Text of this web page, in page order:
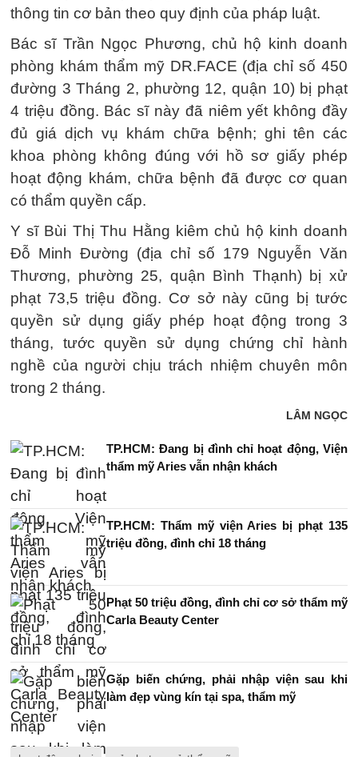
thông tin cơ bản theo quy định của pháp luật.
Bác sĩ Trần Ngọc Phương, chủ hộ kinh doanh
phòng khám thẩm mỹ DR.FACE (địa chỉ số 450
đường 3 Tháng 2, phường 12, quận 10) bị phạt
4 triệu đồng. Bác sĩ này đã niêm yết không đầy
đủ giá dịch vụ khám chữa bệnh; ghi tên các
khoa phòng không đúng với hồ sơ giấy phép
hoạt động khám, chữa bệnh đã được cơ quan
có thẩm quyền cấp.
Y sĩ Bùi Thị Thu Hằng kiêm chủ hộ kinh doanh
Đỗ Minh Đường (địa chỉ số 179 Nguyễn Văn
Thương, phường 25, quận Bình Thạnh) bị xử
phạt 73,5 triệu đồng. Cơ sở này cũng bị tước
quyền sử dụng giấy phép hoạt động trong 3
tháng, tước quyền sử dụng chứng chỉ hành
nghề của người chịu trách nhiệm chuyên môn
trong 2 tháng.
LÂM NGỌC
TP.HCM: Đang bị đình chỉ hoạt động, Viện
thẩm mỹ Aries vẫn nhận khách
TP.HCM: Thẩm mỹ viện Aries bị phạt 135
triệu đồng, đình chỉ 18 tháng
Phạt 50 triệu đồng, đình chỉ cơ sở thẩm mỹ
Carla Beauty Center
Gặp biến chứng, phải nhập viện sau khi
làm đẹp vùng kín tại spa, thẩm mỹ